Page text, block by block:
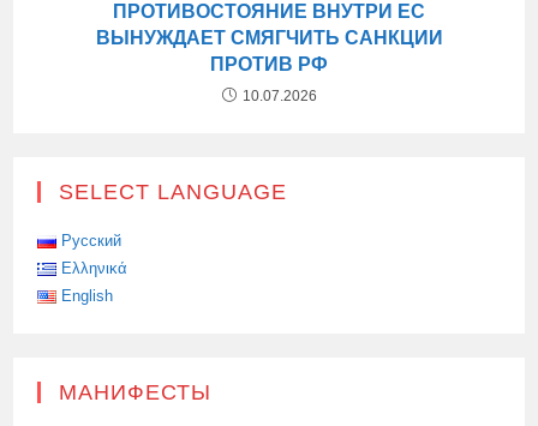
ПРОТИВОСТОЯНИЕ ВНУТРИ ЕС
ВЫНУЖДАЕТ СМЯГЧИТЬ САНКЦИИ
ПРОТИВ РФ
10.07.2026
SELECT LANGUAGE
Русский
Ελληνικά
English
МАНИФЕСТЫ